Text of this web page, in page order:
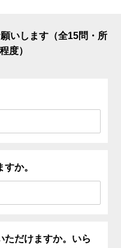
いします（全15問・所
度）
か。
ただけますか。いら